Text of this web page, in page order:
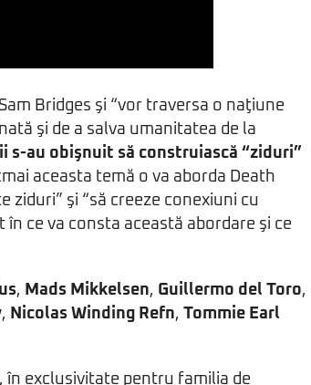
Bridges şi “vor traversa o naţiune
şi de a salva umanitatea de la
s-au obişnuit să construiască “ziduri”
aceasta temă o va aborda Death
ziduri” şi “să creeze conexiuni cu
ce va consta această abordare şi ce
, Mads Mikkelsen, Guillermo del Toro,
, Nicolas Winding Refn, Tommie Earl
, în exclusivitate pentru familia de